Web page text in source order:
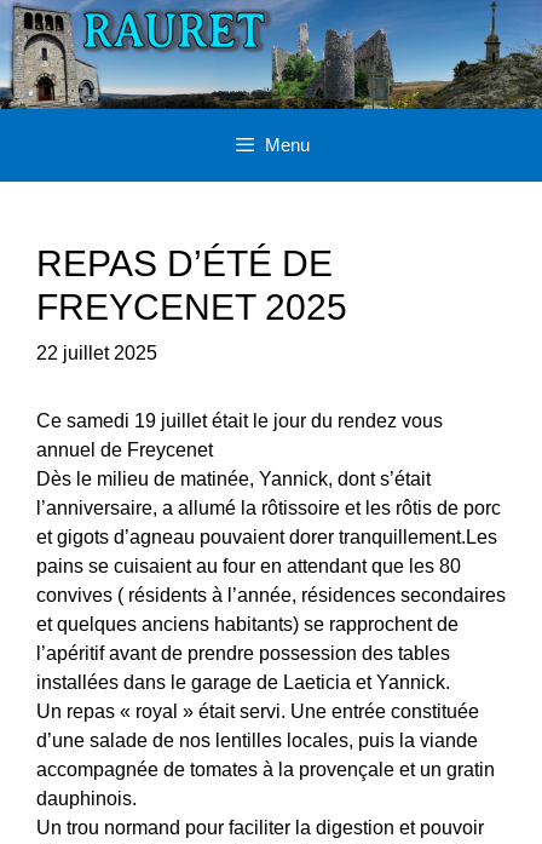
Aller
au
contenu
Menu
REPAS D’ÉTÉ DE
FREYCENET 2025
22 juillet 2025
Ce samedi 19 juillet était le jour du rendez vous
annuel de Freycenet
Dès le milieu de matinée, Yannick, dont s’était
l’anniversaire, a allumé la rôtissoire et les rôtis de porc
et gigots d’agneau pouvaient dorer tranquillement.Les
pains se cuisaient au four en attendant que les 80
convives ( résidents à l’année, résidences secondaires
et quelques anciens habitants) se rapprochent de
l’apéritif avant de prendre possession des tables
installées dans le garage de Laeticia et Yannick.
Un repas « royal » était servi. Une entrée constituée
d’une salade de nos lentilles locales, puis la viande
accompagnée de tomates à la provençale et un gratin
dauphinois.
Un trou normand pour faciliter la digestion et pouvoir